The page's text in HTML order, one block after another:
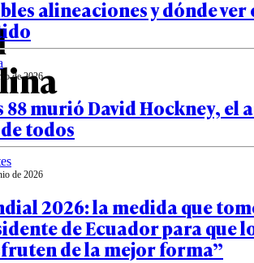
alineaciones y dónde ver
de 2026
88 murió David Hockney, el
todos
de 2026
2026: la medida que
de Ecuador para que
de la mejor forma”